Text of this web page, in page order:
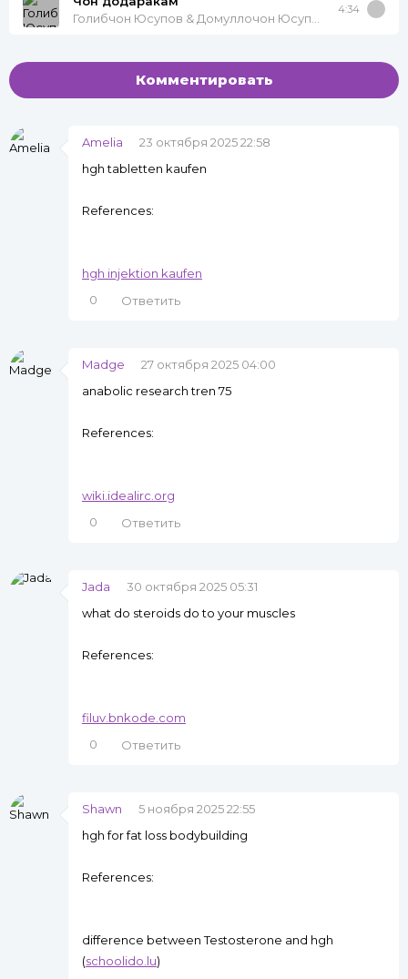
4:34
Комментировать
Amelia
23 октября 2025 22:58
hgh tabletten kaufen
References:
hgh injektion kaufen
0
Ответить
Madge
27 октября 2025 04:00
anabolic research tren 75
References:
wiki.idealirc.org
0
Ответить
Jada
30 октября 2025 05:31
what do steroids do to your muscles
References:
filuv.bnkode.com
0
Ответить
Shawn
5 ноября 2025 22:55
hgh for fat loss bodybuilding
References:
difference between Testosterone and hgh
(schoolido.lu)